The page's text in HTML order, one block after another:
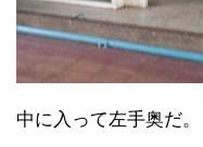
中に入って左手奥だ。